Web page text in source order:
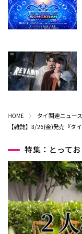
HOME
タイ関連ニュース
【雑誌】8/26(金)発売『タ
特集：とって